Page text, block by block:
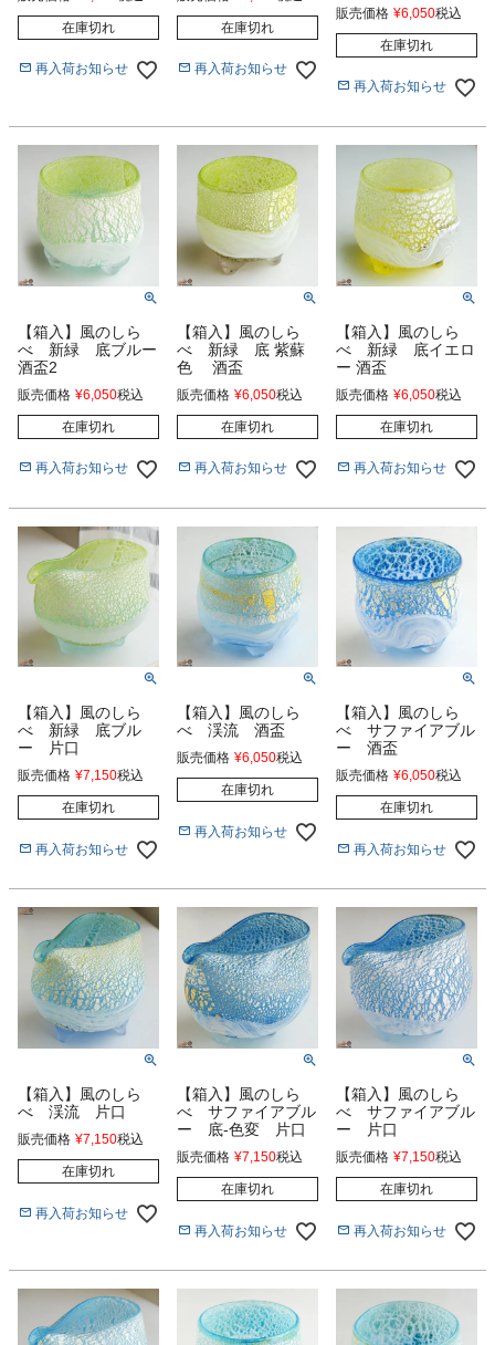
在庫切れ
再入荷お知らせ
在庫切れ
再入荷お知らせ
販売価格 ¥6,050税込
在庫切れ
再入荷お知らせ
【箱入】風のしら
べ 新緑 底ブルー
酒盃2
販売価格 ¥6,050税込
在庫切れ
再入荷お知らせ
【箱入】風のしら
べ 新緑 底 紫蘇
色 酒盃
販売価格 ¥6,050税込
在庫切れ
再入荷お知らせ
【箱入】風のしら
べ 新緑 底イエロ
ー 酒盃
販売価格 ¥6,050税込
在庫切れ
再入荷お知らせ
【箱入】風のしら
べ 新緑 底ブル
ー 片口
販売価格 ¥7,150税込
在庫切れ
再入荷お知らせ
【箱入】風のしら
べ 渓流 酒盃
販売価格 ¥6,050税込
在庫切れ
再入荷お知らせ
【箱入】風のしら
べ サファイアブル
ー 酒盃
販売価格 ¥6,050税込
在庫切れ
再入荷お知らせ
【箱入】風のしら
べ 渓流 片口
販売価格 ¥7,150税込
在庫切れ
再入荷お知らせ
【箱入】風のしら
べ サファイアブル
ー 底-色変 片口
販売価格 ¥7,150税込
在庫切れ
再入荷お知らせ
【箱入】風のしら
べ サファイアブル
ー 片口
販売価格 ¥7,150税込
在庫切れ
再入荷お知らせ